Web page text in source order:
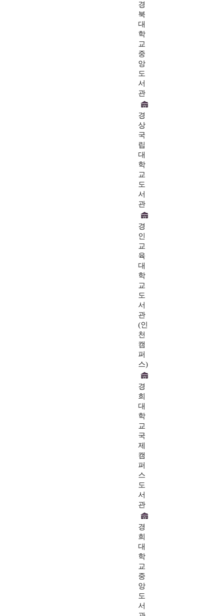
경
북
대
학
교
중
앙
도
서
관
경
상
국
립
대
학
교
도
서
관
경
인
교
육
대
학
교
도
서
관
(인
천
캠
퍼
스)
경
희
대
학
교
국
제
캠
퍼
스
도
서
관
경
희
대
학
교
중
앙
도
서